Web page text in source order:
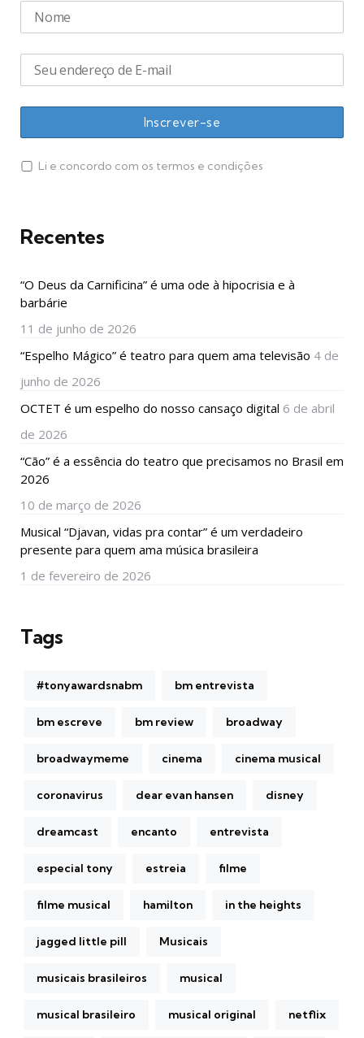
Li e concordo com os termos e condições
Recentes
“O Deus da Carnificina” é uma ode à hipocrisia e à
barbárie
11 de junho de 2026
“Espelho Mágico” é teatro para quem ama televisão 4 de
junho de 2026
OCTET é um espelho do nosso cansaço digital 6 de abril
de 2026
“Cão” é a essência do teatro que precisamos no Brasil em
2026
10 de março de 2026
Musical “Djavan, vidas pra contar” é um verdadeiro
presente para quem ama música brasileira
1 de fevereiro de 2026
Tags
#tonyawardsnabm bm entrevista
bm escreve bm review broadway
broadwaymeme cinema cinema musical
coronavirus dear evan hansen disney
dreamcast encanto entrevista
especial tony estreia filme
filme musical hamilton in the heights
jagged little pill Musicais
musicais brasileiros musical
musical brasileiro musical original netflix